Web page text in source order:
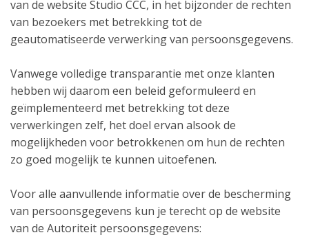
van de website Studio CCC, in het bijzonder de rechten
van bezoekers met betrekking tot de
geautomatiseerde verwerking van persoonsgegevens.
Vanwege volledige transparantie met onze klanten
hebben wij daarom een beleid geformuleerd en
geïmplementeerd met betrekking tot deze
verwerkingen zelf, het doel ervan alsook de
mogelijkheden voor betrokkenen om hun de rechten
zo goed mogelijk te kunnen uitoefenen.
Voor alle aanvullende informatie over de bescherming
van persoonsgegevens kun je terecht op de website
van de Autoriteit persoonsgegevens: